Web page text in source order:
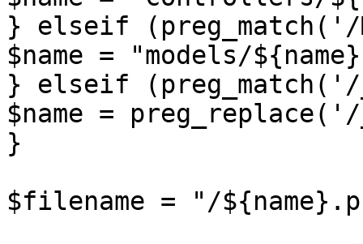
} elseif (preg_match('/
$name = "models/
} elseif
$name =
}
$filename = "/